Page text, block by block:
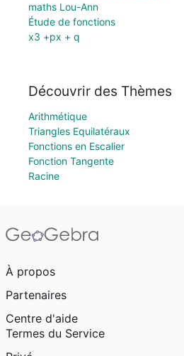
maths Lou-Ann
Étude de fonctions
x3 +px + q
Découvrir des Thèmes
Arithmétique
Triangles Equilatéraux
Fonctions en Escalier
Fonction Tangente
Racine
À propos
Partenaires
Centre d'aide
Termes du Service